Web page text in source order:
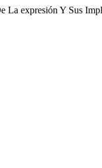
La expresión Y Sus